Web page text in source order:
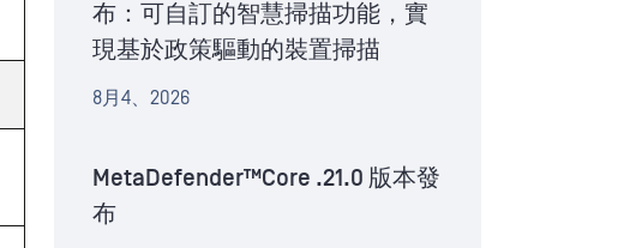
布：可自訂的智慧掃描功能，實
現基於政策驅動的裝置掃描
8月4、2026
MetaDefender™Core .21.0 版本發
布